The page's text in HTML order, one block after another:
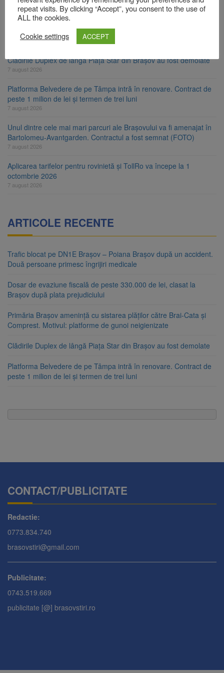
7 august 2026
Primăria Brașov amenință cu sistarea plăților către Brai-Cata și
Comprest. Motivul: platforme de gunoi neigienizate
7 august 2026
Clădirile Duplex de lângă Piața Star din Brașov au fost demolate
7 august 2026
Platforma Belvedere de pe Tâmpa intră în renovare. Contract de
peste 1 milion de lei și termen de trei luni
7 august 2026
Unul dintre cele mai mari parcuri ale Brașovului va fi amenajat în
Bartolomeu-Avantgarden. Contractul a fost semnat (FOTO)
7 august 2026
Aplicarea tarifelor pentru rovinietă și TollRo va începe la 1
octombrie 2026
7 august 2026
ARTICOLE RECENTE
Trafic blocat pe DN1E Brașov – Poiana Brașov după un accident.
Două persoane primesc îngrijiri medicale
Dosar de evaziune fiscală de peste 330.000 de lei, clasat la
Brașov după plata prejudiciului
Primăria Brașov amenință cu sistarea plăților către Brai-Cata și
Comprest. Motivul: platforme de gunoi neigienizate
Clădirile Duplex de lângă Piața Star din Brașov au fost demolate
Platforma Belvedere de pe Tâmpa intră în renovare. Contract de
peste 1 milion de lei și termen de trei luni
CONTACT/PUBLICITATE
Redactie:
0773.834.740
brasovstiri@gmail.com
Publicitate:
0743.519.669
publicitate [@] brasovstiri.ro
repeat visits. By clicking “Accept”, you consent to the use of
ALL the cookies.
Cookie settings
ACCEPT